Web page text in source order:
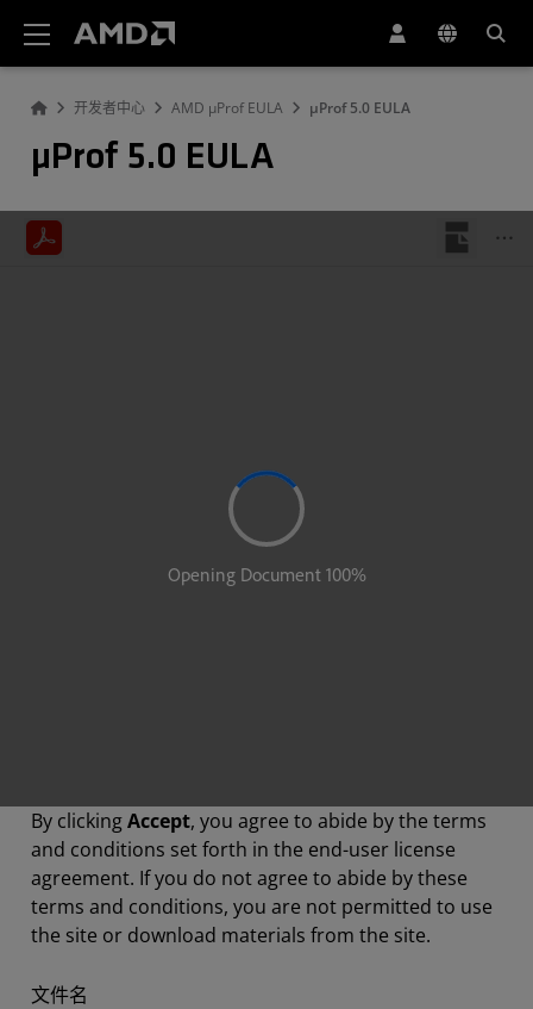
开发者中心 AMD µProf EULA µProf 5.0 EULA
µProf 5.0 EULA
By clickingAccept, you agree to abide by the terms
and conditions set forth in the end-user license
agreement. If you do not agree to abide by these
terms and conditions, you are not permitted to use
the site or download materials from the site.
文件名